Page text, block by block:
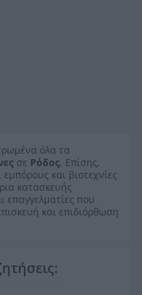
όλα τα
σε Ρόδος. Επίσης,
εμπόρους και βιοτεχνίες
κατασκευής
επαγγελματίες που
και επιδιόρθωση